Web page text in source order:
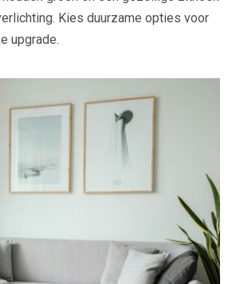
Kies duurzame opties voor
upgrade.